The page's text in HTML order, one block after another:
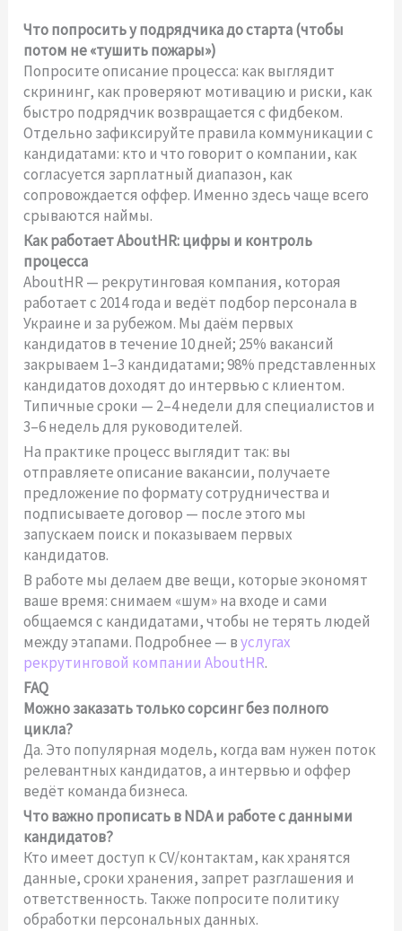
Что попросить у подрядчика до старта (чтобы
потом не «тушить пожары»)
Попросите описание процесса: как выглядит
скрининг, как проверяют мотивацию и риски, как
быстро подрядчик возвращается с фидбеком.
Отдельно зафиксируйте правила коммуникации с
кандидатами: кто и что говорит о компании, как
согласуется зарплатный диапазон, как
сопровождается оффер. Именно здесь чаще всего
срываются наймы.
Как работает AboutHR: цифры и контроль
процесса
AboutHR — рекрутинговая компания, которая
работает с 2014 года и ведёт подбор персонала в
Украине и за рубежом. Мы даём первых
кандидатов в течение 10 дней; 25% вакансий
закрываем 1–3 кандидатами; 98% представленных
кандидатов доходят до интервью с клиентом.
Типичные сроки — 2–4 недели для специалистов и
3–6 недель для руководителей.
На практике процесс выглядит так: вы
отправляете описание вакансии, получаете
предложение по формату сотрудничества и
подписываете договор — после этого мы
запускаем поиск и показываем первых
кандидатов.
В работе мы делаем две вещи, которые экономят
ваше время: снимаем «шум» на входе и сами
общаемся с кандидатами, чтобы не терять людей
между этапами. Подробнее — вуслугах
рекрутинговой компании AboutHR.
FAQ
Можно заказать только сорсинг без полного
цикла?
Да. Это популярная модель, когда вам нужен поток
релевантных кандидатов, а интервью и оффер
ведёт команда бизнеса.
Что важно прописать в NDA и работе с данными
кандидатов?
Кто имеет доступ к CV/контактам, как хранятся
данные, сроки хранения, запрет разглашения и
ответственность. Также попросите политику
обработки персональных данных.